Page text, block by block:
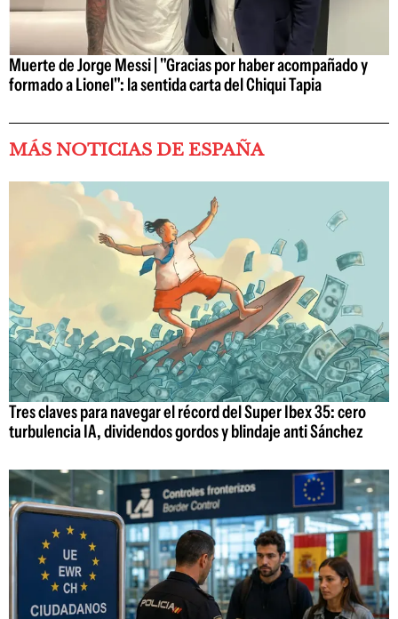
Muerte de Jorge Messi | "Gracias por haber acompañado y
formado a Lionel": la sentida carta del Chiqui Tapia
MÁS NOTICIAS DE ESPAÑA
Tres claves para navegar el récord del Super Ibex 35: cero
turbulencia IA, dividendos gordos y blindaje anti Sánchez